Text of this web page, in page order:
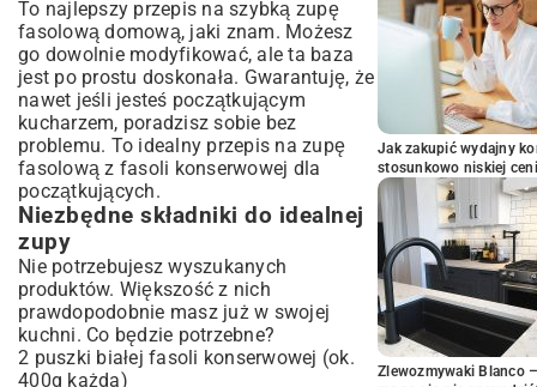
To najlepszy przepis na szybką zupę
fasolową domową, jaki znam. Możesz
go dowolnie modyfikować, ale ta baza
jest po prostu doskonała. Gwarantuję, że
nawet jeśli jesteś początkującym
kucharzem, poradzisz sobie bez
problemu. To idealny przepis na zupę
fasolową z fasoli konserwowej dla
początkujących.
Niezbędne składniki do idealnej
zupy
Nie potrzebujesz wyszukanych
produktów. Większość z nich
prawdopodobnie masz już w swojej
kuchni. Co będzie potrzebne?
2 puszki białej fasoli konserwowej (ok.
400g każda)
Jak zakupić wydajny
stosunkowo niskiej
Zlewozmywaki Blanco